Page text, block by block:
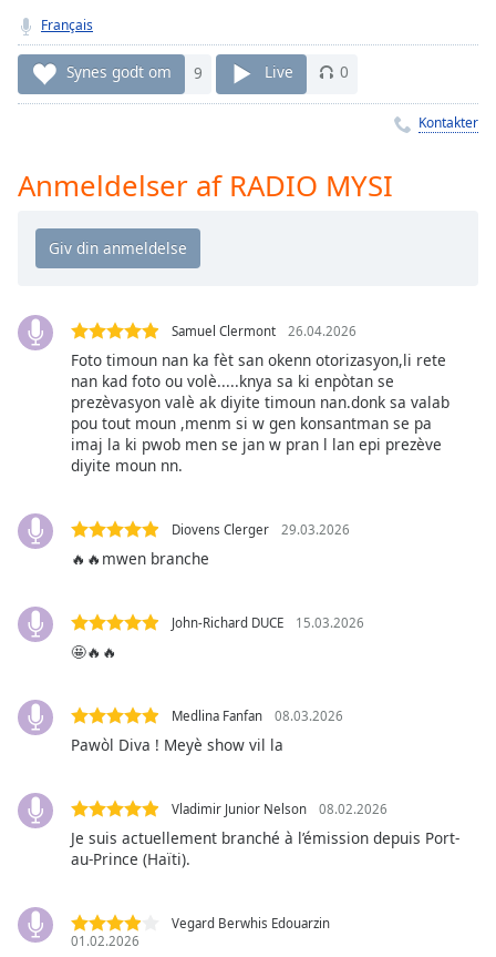
TypeLIVE
Seek to
live,
currently
Time-
Chapters
Chapters
Descriptions
descriptions
selected
settings,
opens
dialog
subtitles
selected
in-
Picture
Français
Synes godt om 9 Live 0
Kontakter
Anmeldelser af RADIO MYSI
Samuel Clermont 26.04.2026
Foto timoun nan ka fèt san okenn otorizasyon,li rete
nan kad foto ou volè.....knya sa ki enpòtan se
prezèvasyon valè ak diyite timoun nan.donk sa valab
pou tout moun ,menm si w gen konsantman se pa
imaj la ki pwob men se jan w pran l lan epi prezève
diyite moun nn.
Diovens Clerger 29.03.2026
🔥🔥mwen branche
John-Richard DUCE 15.03.2026
🤩🔥🔥
Medlina Fanfan 08.03.2026
Pawòl Diva ! Meyè show vil la
Vladimir Junior Nelson 08.02.2026
Je suis actuellement branché à l’émission depuis Port-
au-Prince (Haïti).
Vegard Berwhis Edouarzin
01.02.2026